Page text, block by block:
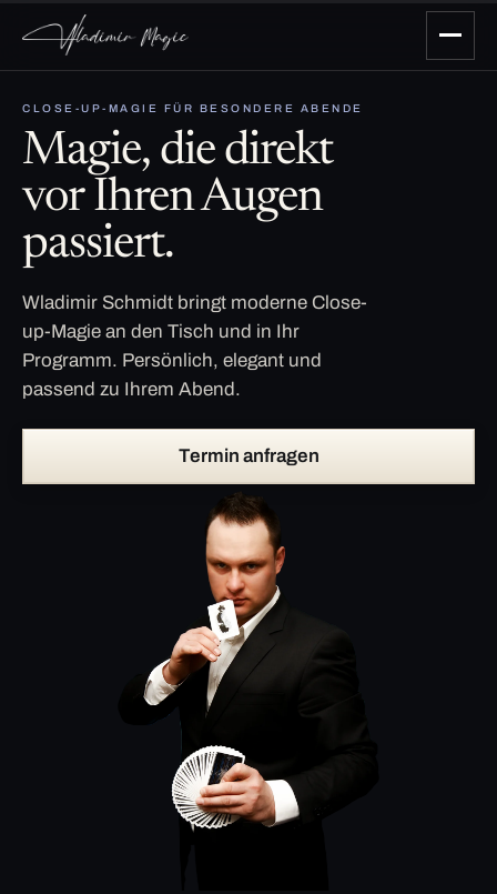
CLOSE-UP-MAGIE FÜR BESONDERE ABENDE
Magie, die direkt
vor Ihren Augen
passiert.
Wladimir Schmidt bringt moderne Close-
up-Magie an den Tisch und in Ihr
Programm. Persönlich, elegant und
passend zu Ihrem Abend.
Termin anfragen